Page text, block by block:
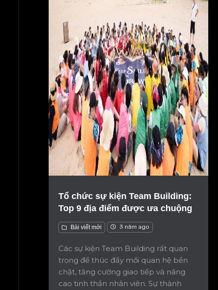
Tổ chức sự kiện Team Building:
Top 9 địa điểm được ưa chuộng
Bài viết mới 3 năm ago
Các sự kiện Team Building rất quan
trọng để thúc đẩy mối quan hệ bền
chặt, tăng cường giao tiếp và nâng
cao tinh thần nhân viên. Sự thành